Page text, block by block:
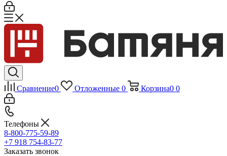
Сравнение0 Отложенные 0 Корзина0 0
Телефоны
8-800-775-59-89
+7 918 754-83-77
Заказать звонок